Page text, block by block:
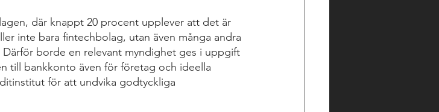
där knappt 20 procent upplever att det är
inte bara fintechbolag, utan även många andra
borde en relevant myndighet ges i uppgift
till bankkonto även för företag och ideella
för att undvika godtyckliga